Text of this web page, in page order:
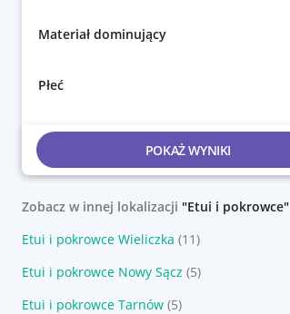
Materiał dominujący
Płeć
POKAŻ WYNIKI
Zobacz w innej lokalizacji "Etui i pokrowce"
Etui i pokrowce Wieliczka (11)
Etui i pokrowce Nowy Sącz (5)
Etui i pokrowce Tarnów (5)